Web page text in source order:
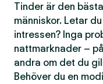
Tinder är den
människor. Letar
intressen? Inga
nattmarknader –
andra om det du
Behöver du en